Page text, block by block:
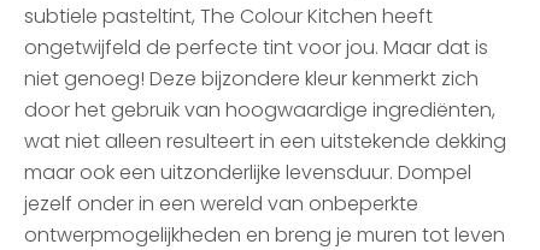
subtiele pasteltint, The Colour Kitchen heeft
ongetwijfeld de perfecte tint voor jou. Maar dat is
niet genoeg! Deze bijzondere kleur kenmerkt zich
door het gebruik van hoogwaardige ingrediënten,
wat niet alleen resulteert in een uitstekende dekking
maar ook een uitzonderlijke levensduur. Dompel
jezelf onder in een wereld van onbeperkte
ontwerpmogelijkheden en breng je muren tot leven